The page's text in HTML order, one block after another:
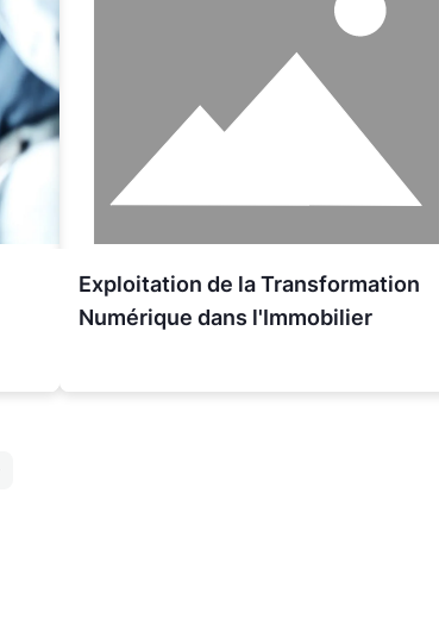
Exploitation de la Transformation
Numérique dans l'Immobilier